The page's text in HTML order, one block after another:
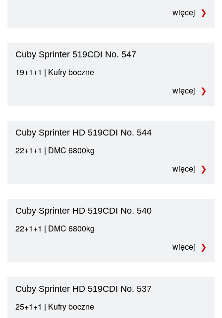
więcej
Cuby Sprinter 519CDI No. 547
19+1+1 | Kufry boczne
więcej
Cuby Sprinter HD 519CDI No. 544
22+1+1 | DMC 6800kg
więcej
Cuby Sprinter HD 519CDI No. 540
22+1+1 | DMC 6800kg
więcej
Cuby Sprinter HD 519CDI No. 537
25+1+1 | Kufry boczne